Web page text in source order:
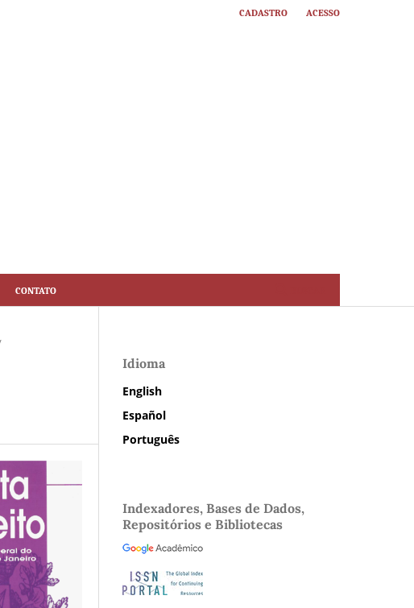
Contato
Cadastro Acesso
Idioma
English
Español
Português
Indexadores, Bases de Dados,
Repositórios e Bibliotecas